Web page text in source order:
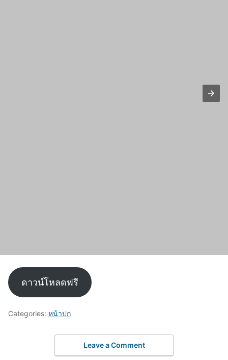
ดาวน์โหลดฟรี
Categories: หน้าปก
Leave a Comment